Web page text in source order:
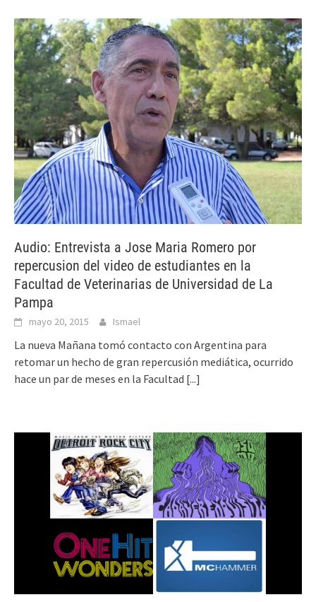
Audio: Entrevista a Jose Maria Romero por
repercusion del video de estudiantes en la
Facultad de Veterinarias de Universidad de La
Pampa
mayo 20, 2015 Ismael
La nueva Mañana tomó contacto con Argentina para
retomar un hecho de gran repercusión mediática, ocurrido
hace un par de meses en la Facultad [...]